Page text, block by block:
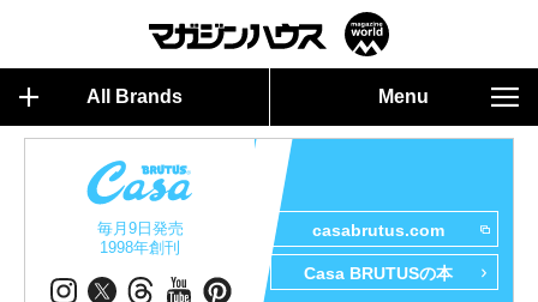
All Brands Menu
毎月9日発売
1998年創刊
casabrutus.com
Casa BRUTUSの本